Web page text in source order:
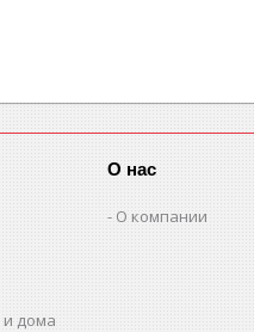
и дома
О нас
О компании